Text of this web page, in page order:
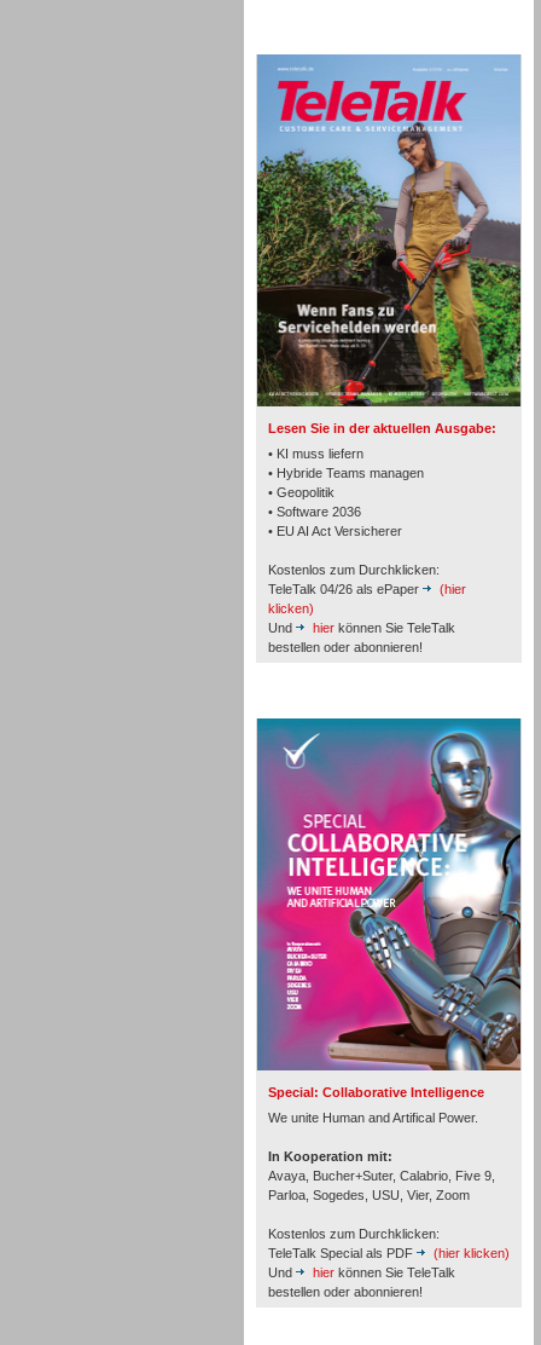
Lesen Sie in der aktuellen Ausgabe:
• KI muss liefern
• Hybride Teams managen
• Geopolitik
• Software 2036
• EU AI Act Versicherer
Kostenlos zum Durchklicken:
TeleTalk 04/26 als ePaper
(hier
klicken)
Und
hier können Sie TeleTalk
bestellen oder abonnieren!
Special: Collaborative Intelligence
We unite Human and Artifical Power.
In Kooperation mit:
Avaya, Bucher+Suter, Calabrio, Five 9,
Parloa, Sogedes, USU, Vier, Zoom
Kostenlos zum Durchklicken:
TeleTalk Special als PDF
(hier klicken)
Und
hier können Sie TeleTalk
bestellen oder abonnieren!
TK- und ACD-Systeme
Workforce-Management
Personal
Inbound